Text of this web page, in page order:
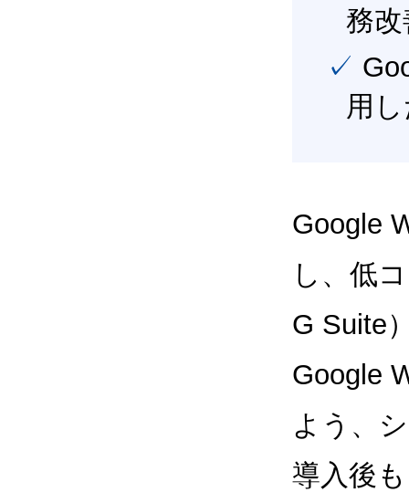
務
✓ Google Workspace（旧G Suite） を最大限に活
用
Google
し、低
G Suite
Google
よう、
導入後